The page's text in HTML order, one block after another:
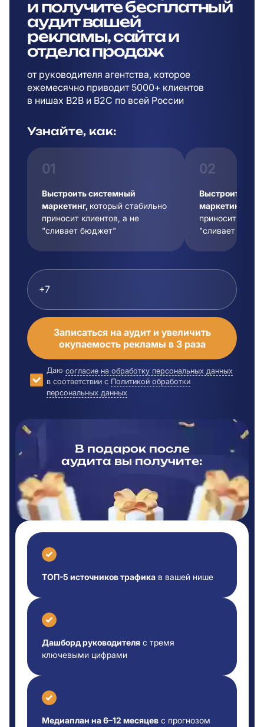
и получите бесплатный
аудит вашей
рекламы,сайта и
отдела продаж
от руководителя агентства, которое
ежемесячно приводит 5000+ клиентов
в нишах B2B и B2C по всей России
Узнайте, как:
01
Выстроить системный
маркетинг, который стабильно
приносит клиентов, а не
"сливает бюджет"
02
Выстроить
маркетинг,
приносит
"сливает
Записаться на аудит и увеличить
окупаемость рекламы в 3 раза
Даю согласие на обработку персональных данных
в соответствии с Политикой обработки
персональных данных
В подарок после
аудита вы получите:
ТОП-5 источников трафика в вашей нише
Дашборд руководителя с тремя
ключевыми цифрами
Медиаплан на 6–12 месяцев с прогнозом